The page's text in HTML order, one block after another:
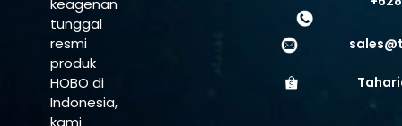
keagenan
tunggal
resmi
produk
HOBO di
Indonesia,
kami